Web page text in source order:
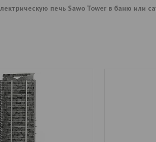
печь Sawo Tower в баню или